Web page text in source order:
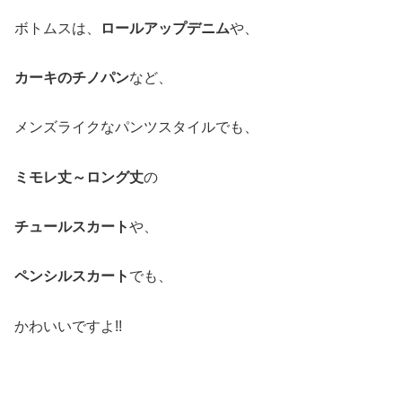
ボトムスは、 ロールアップデニムや、
カーキのチノパンなど、
メンズライクなパンツスタイルでも、
ミモレ丈～ロング丈の
チュールスカートや、
ペンシルスカート でも、
かわいいですよ!!